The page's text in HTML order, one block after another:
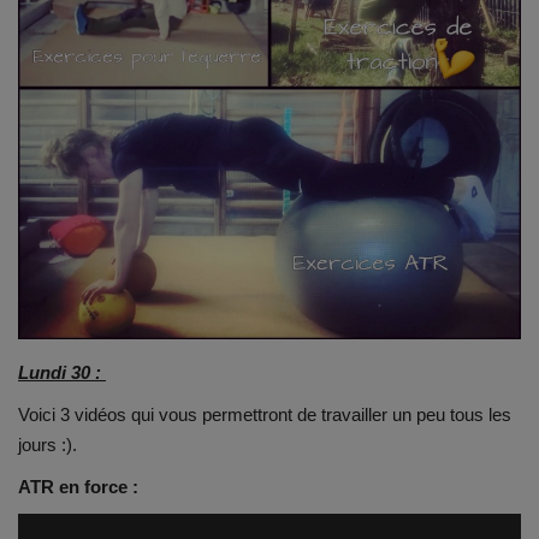
Emplois
Notre offre d'enseignement (2026)
Stages
Association des Parents
Offre d'enseignement & inscriptions
Activation email
Internats
Lundi 30 :
Voici 3 vidéos qui vous permettront de travailler un peu tous les
jours :).
ATR en force :